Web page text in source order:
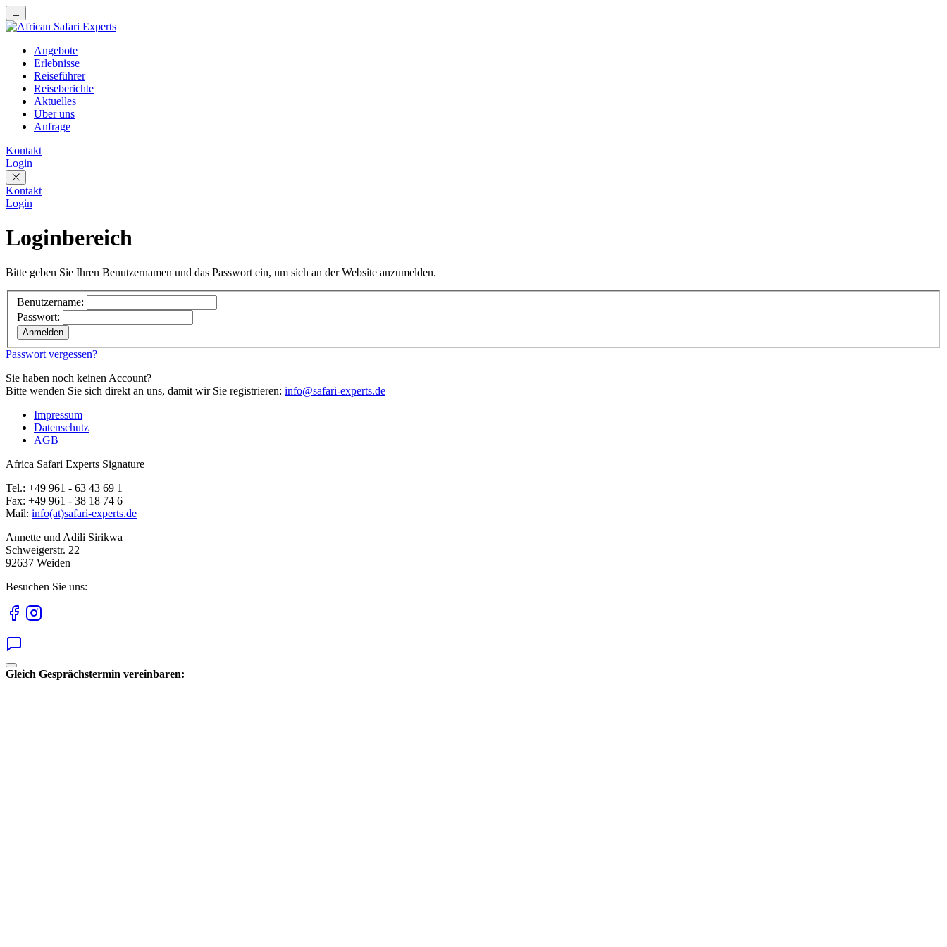
Angebote
Erlebnisse
Reiseführer
Reiseberichte
Aktuelles
Über uns
Anfrage
Kontakt
Login
Kontakt
Login
Loginbereich
Bitte geben Sie Ihren Benutzernamen und das Passwort ein, um sich an der Website anzumelden.
Benutzername:
Passwort:
Passwort vergessen?
Sie haben noch keinen Account?
Bitte wenden Sie sich direkt an uns, damit wir Sie registrieren: info@safari-experts.de
Impressum
Datenschutz
AGB
Africa Safari Experts Signature
Tel.: +49 961 - 63 43 69 1
Fax: +49 961 - 38 18 74 6
Mail: info(at)safari-experts.de
Annette und Adili Sirikwa
Schweigerstr. 22
92637 Weiden
Besuchen Sie uns:
Gleich Gesprächstermin vereinbaren: